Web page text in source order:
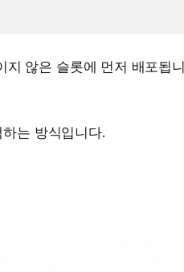
않은 슬롯에 먼저 배포됩니
는 방식입니다.